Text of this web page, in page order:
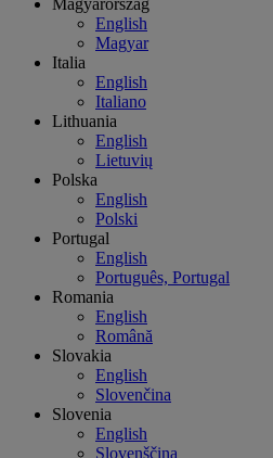
Magyarország
English
Magyar
Italia
English
Italiano
Lithuania
English
Lietuvių
Polska
English
Polski
Portugal
English
Português, Portugal
Romania
English
Română
Slovakia
English
Slovenčina
Slovenia
English
Slovenščina